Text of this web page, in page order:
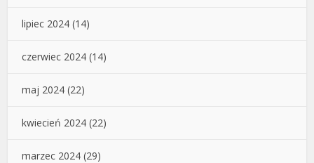
lipiec 2024 (14)
czerwiec 2024 (14)
maj 2024 (22)
kwiecień 2024 (22)
marzec 2024 (29)